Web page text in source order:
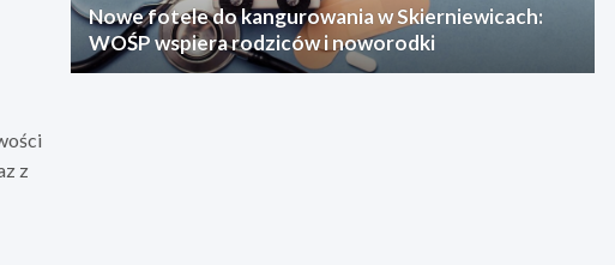
z
Nowe fotele do kangurowania w Skierniewicach:
WOŚP wspiera rodziców i noworodki